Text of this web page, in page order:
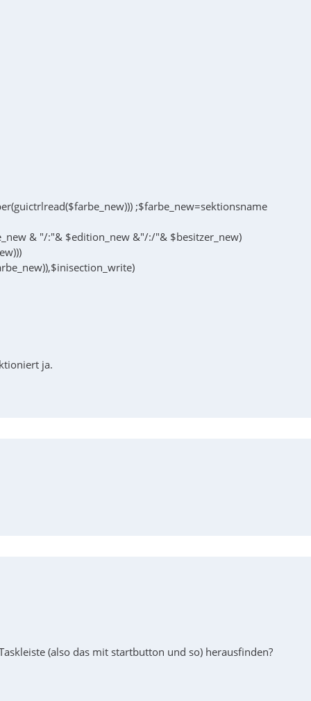
;$farbe_new=sektionsname
& "/:"& $edition_new &"/:/"& $besitzer_new)
ja.
(also das mit startbutton und so) herausfinden?